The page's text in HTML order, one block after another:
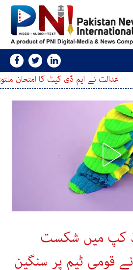
ڈی کیٹ کا امتحان ملتوی کرنے کی
کپ میں شکست
قومی ٹیم پر سنگین